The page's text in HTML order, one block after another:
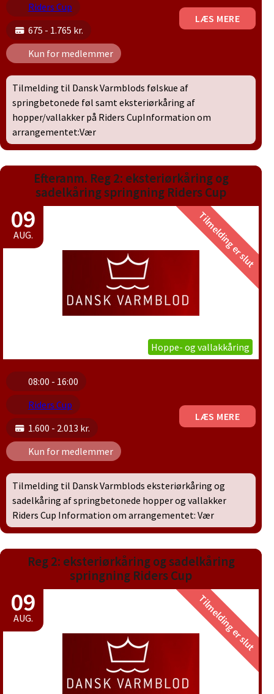
Riders Cup
675 - 1.765 kr.
Kun for medlemmer
LÆS MERE
Tilmelding til Dansk Varmblods følskue af
springbetonede føl samt eksteriørkåring af
hopper/vallakker på Riders CupInformation om
arrangementet:Vær
Efteranm. Reg 2: eksteriørkåring og
sadelkåring springning Riders Cup
09
AUG. Tilmelding er slut
Hoppe- og vallakkåring
08:00 - 16:00
Riders Cup
1.600 - 2.013 kr.
Kun for medlemmer
LÆS MERE
Tilmelding til Dansk Varmblods eksteriørkåring og
sadelkåring af springbetonede hopper og vallakker
Riders Cup Information om arrangementet: Vær
Reg 2: eksteriørkåring og sadelkåring
springning Riders Cup
09
AUG. Tilmelding er slut